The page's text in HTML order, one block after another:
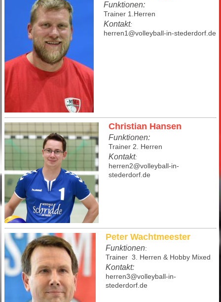
Funktionen:
Trainer 1.Herren
Kontakt:
herren1@volleyball-in-stederdorf.de
Christian Hansen
Funktionen:
Trainer 2. Herren
Kontakt:
herren2@volleyball-in-
stederdorf.de
Peter Wachtmeester
Funktionen:
Trainer 3. Herren & Hobby Mixed
Kontakt:
herren3@volleyball-in-
stederdorf.de